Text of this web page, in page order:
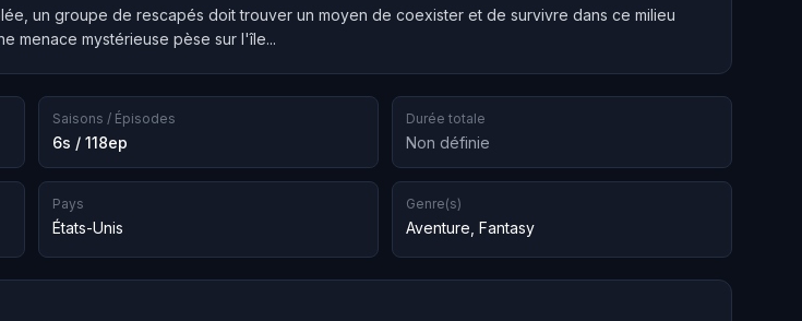
un groupe de rescapés doit trouver un moyen de coexister et de survivre dans ce milieu
menace mystérieuse pèse sur l'île...
Saisons / Épisodes
6s / 118ep
Durée totale
Non définie
Pays
États-Unis
Genre(s)
Aventure Fantasy